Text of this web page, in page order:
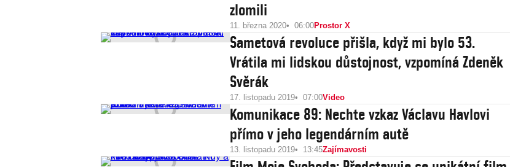
zlomili
11. března 2020 06:00Prostor X
Sametová revoluce přišla, když mi bylo 53.
Vrátila mi lidskou důstojnost, vzpomíná Zdeněk
Svěrák
17. listopadu 2019 07:00Video
Komunikace 89: Nechte vzkaz Václavu Havlovi
přímo v jeho legendárním autě
13. listopadu 2019 13:45Zajímavosti